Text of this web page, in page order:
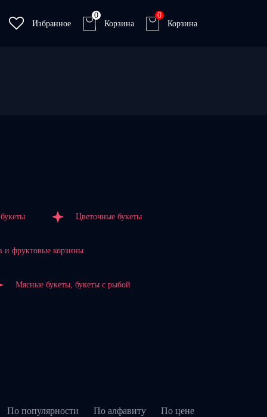
Избранное
0
Корзина
0
Корзина
Цветочные букеты
и фруктовые корзины
Мясные букеты, букеты с рыбой
По популярности По алфавиту По цене